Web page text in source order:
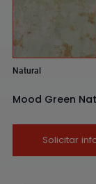
Natural
Mood Green
Solicitar